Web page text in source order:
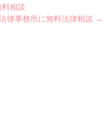
相談
律事務所に無料法律相談 →